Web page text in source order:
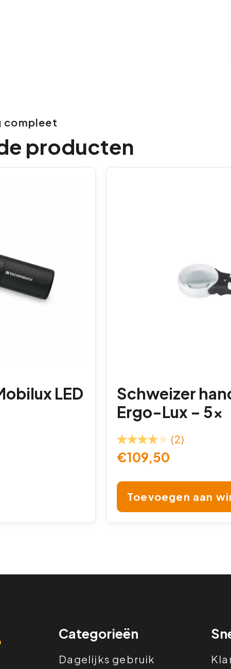
compleet
producten
LED
Schweizer
Ergo-Lux – 5x
(2)
€109,50
Toevoegen aan
Categorieën
Dagelijks gebruik